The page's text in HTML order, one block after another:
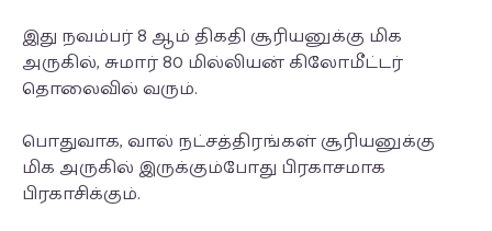
இது நவம்பர் 8 ஆம் திகதி சூரியனுக்கு மிக
அருகில், சுமார் 80 மில்லியன் கிலோமீட்டர்
தொலைவில் வரும்.
பொதுவாக, வால் நட்சத்திரங்கள் சூரியனுக்கு
மிக அருகில் இருக்கும்போது பிரகாசமாக
பிரகாசிக்கும்.